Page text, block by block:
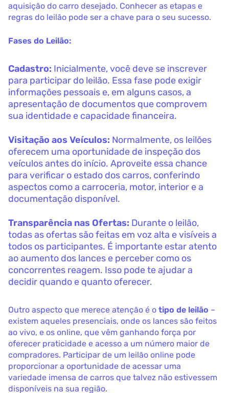
aquisição do carro desejado. Conhecer as etapas e
regras do leilão pode ser a chave para o seu sucesso.
Fases do Leilão:
Cadastro: Inicialmente, você deve se inscrever
para participar do leilão. Essa fase pode exigir
informações pessoais e, em alguns casos, a
apresentação de documentos que comprovem
sua identidade e capacidade financeira.
Visitação aos Veículos: Normalmente, os leilões
oferecem uma oportunidade de inspeção dos
veículos antes do início. Aproveite essa chance
para verificar o estado dos carros, conferindo
aspectos como a carroceria, motor, interior e a
documentação disponível.
Transparência nas Ofertas: Durante o leilão,
todas as ofertas são feitas em voz alta e visíveis a
todos os participantes. É importante estar atento
ao aumento dos lances e perceber como os
concorrentes reagem. Isso pode te ajudar a
decidir quando e quanto oferecer.
Outro aspecto que merece atenção é o tipo de leilão –
existem aqueles presenciais, onde os lances são feitos
ao vivo, e os online, que vêm ganhando força por
oferecer praticidade e acesso a um número maior de
compradores. Participar de um leilão online pode
proporcionar a oportunidade de acessar uma
variedade imensa de carros que talvez não estivessem
disponíveis na sua região.